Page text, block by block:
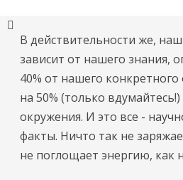
В действительности же,
зависит от нашего знания,
40% от нашего
на 50% (только
окружения. И это все -
факты. Ничто так не
не поглощает энергию, как